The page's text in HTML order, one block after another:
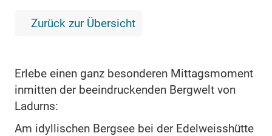
Zurück zur Übersicht
Erlebe einen ganz besonderen Mittagsmoment
inmitten der beeindruckenden Bergwelt von
Ladurns:
Am idyllischen Bergsee bei der Edelweisshütte